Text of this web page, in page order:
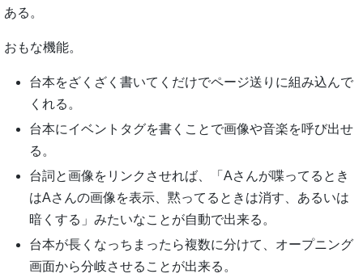
ある。
おもな機能。
台本をざくざく書いてくだけでページ送りに組み込んで
くれる。
台本にイベントタグを書くことで画像や音楽を呼び出せ
る。
台詞と画像をリンクさせれば、「Aさんが喋ってるとき
はAさんの画像を表示、黙ってるときは消す、あるいは
暗くする」みたいなことが自動で出来る。
台本が長くなっちまったら複数に分けて、オープニング
画面から分岐させることが出来る。